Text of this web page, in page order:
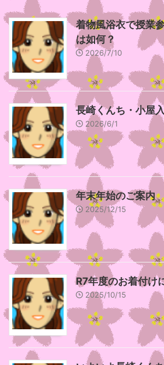
着物風浴衣で授業
は如何？
2026/7/10
長崎くんち・小屋
2026/6/1
年末年始のご案内
2025/12/15
R7年度のお着付け
2025/10/15